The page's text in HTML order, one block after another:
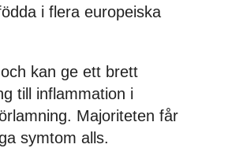
i flera europeiska
kan ge ett brett
till inflammation i
Majoriteten får
symtom alls.